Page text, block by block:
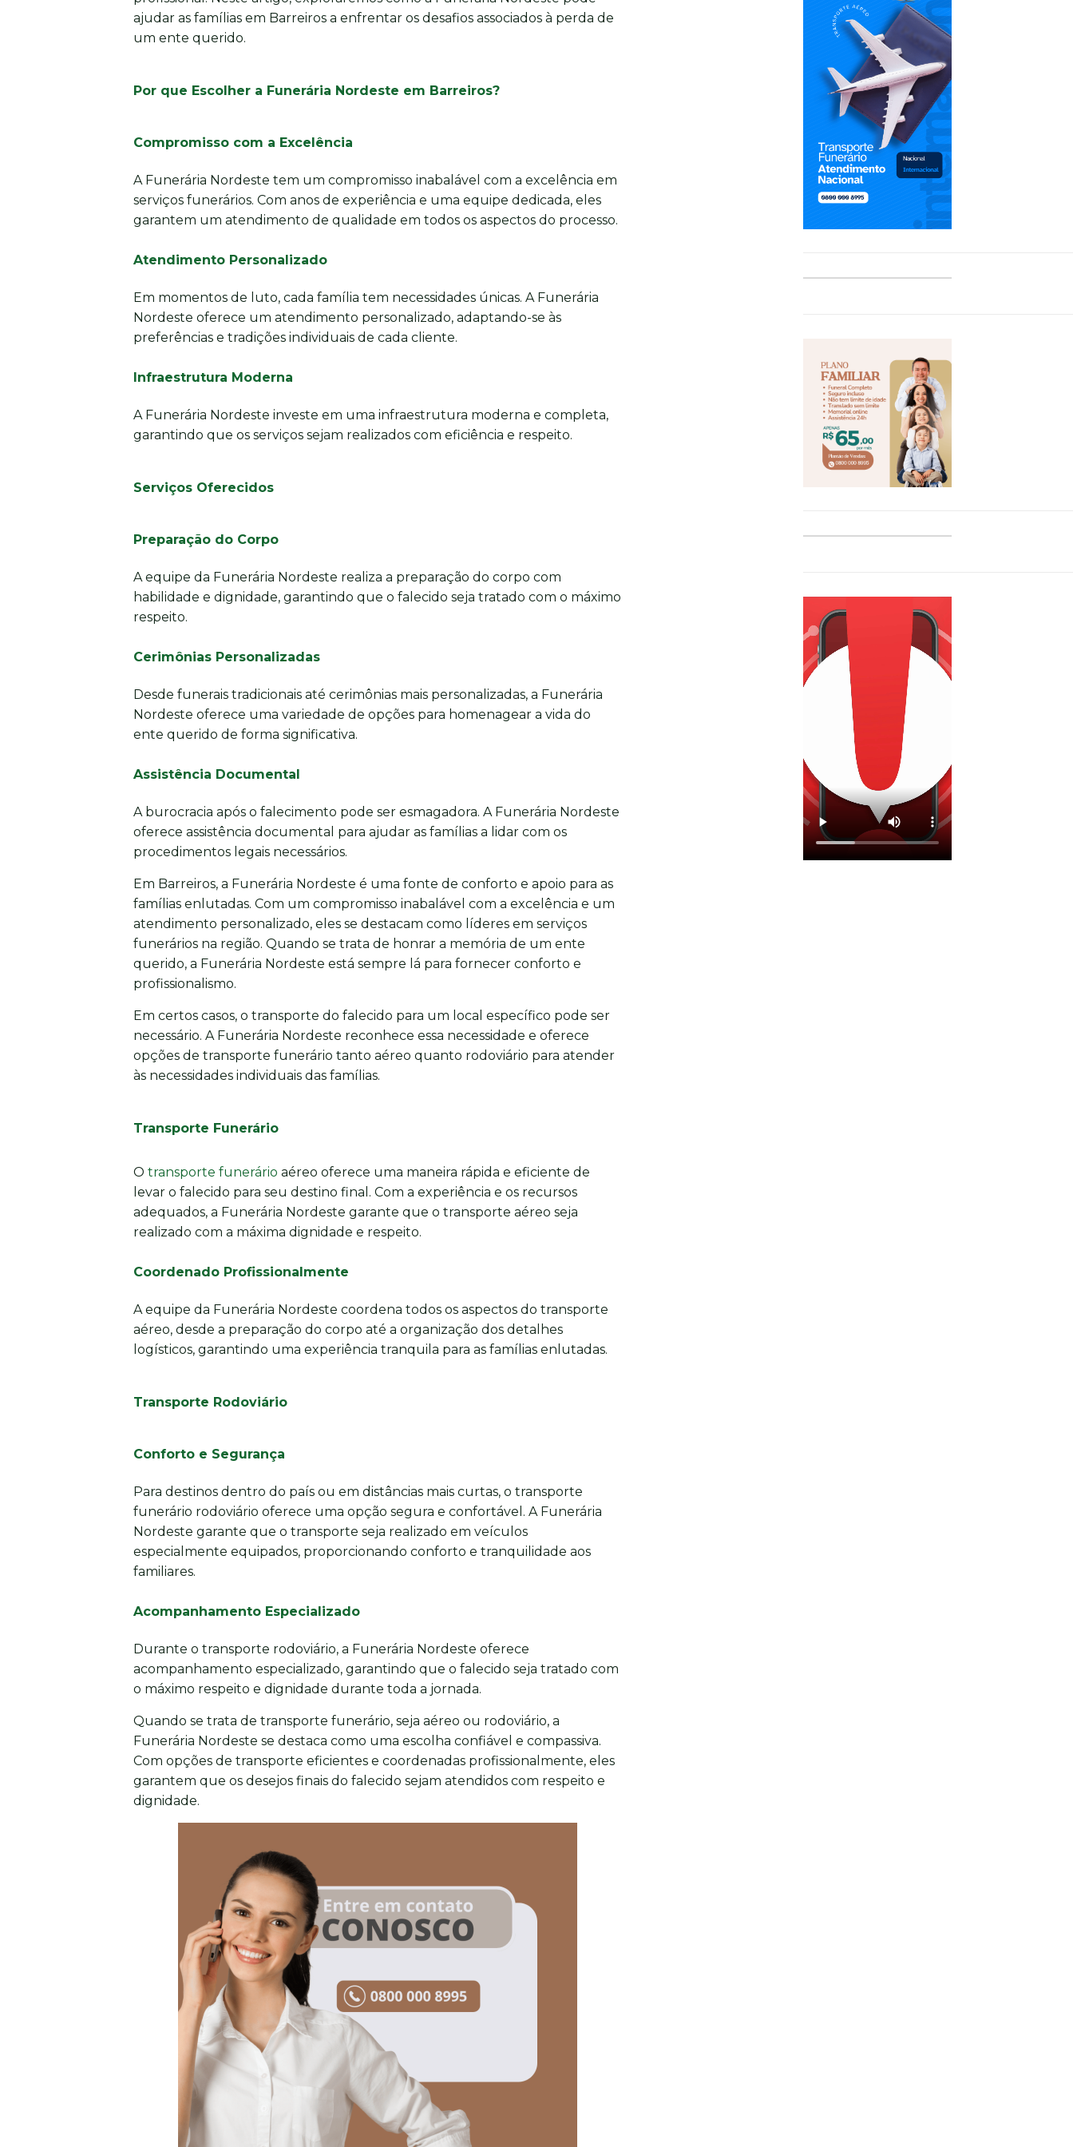
ajudar as famílias em Barreiros a enfrentar os desafios associados à perda de
um ente querido.
Por que Escolher a Funerária Nordeste em Barreiros?
Compromisso com a Excelência
A Funerária Nordeste tem um compromisso inabalável com a excelência em
serviços funerários. Com anos de experiência e uma equipe dedicada, eles
garantem um atendimento de qualidade em todos os aspectos do processo.
Atendimento Personalizado
Em momentos de luto, cada família tem necessidades únicas. A Funerária
Nordeste oferece um atendimento personalizado, adaptando-se às
preferências e tradições individuais de cada cliente.
Infraestrutura Moderna
A Funerária Nordeste investe em uma infraestrutura moderna e completa,
garantindo que os serviços sejam realizados com eficiência e respeito.
Serviços Oferecidos
Preparação do Corpo
A equipe da Funerária Nordeste realiza a preparação do corpo com
habilidade e dignidade, garantindo que o falecido seja tratado com o máximo
respeito.
Cerimônias Personalizadas
Desde funerais tradicionais até cerimônias mais personalizadas, a Funerária
Nordeste oferece uma variedade de opções para homenagear a vida do
ente querido de forma significativa.
Assistência Documental
A burocracia após o falecimento pode ser esmagadora. A Funerária Nordeste
oferece assistência documental para ajudar as famílias a lidar com os
procedimentos legais necessários.
Em Barreiros, a Funerária Nordeste é uma fonte de conforto e apoio para as
famílias enlutadas. Com um compromisso inabalável com a excelência e um
atendimento personalizado, eles se destacam como líderes em serviços
funerários na região. Quando se trata de honrar a memória de um ente
querido, a Funerária Nordeste está sempre lá para fornecer conforto e
profissionalismo.
Em certos casos, o transporte do falecido para um local específico pode ser
necessário. A Funerária Nordeste reconhece essa necessidade e oferece
opções de transporte funerário tanto aéreo quanto rodoviário para atender
às necessidades individuais das famílias.
Transporte Funerário
O transporte funerário aéreo oferece uma maneira rápida e eficiente de
levar o falecido para seu destino final. Com a experiência e os recursos
adequados, a Funerária Nordeste garante que o transporte aéreo seja
realizado com a máxima dignidade e respeito.
Coordenado Profissionalmente
A equipe da Funerária Nordeste coordena todos os aspectos do transporte
aéreo, desde a preparação do corpo até a organização dos detalhes
logísticos, garantindo uma experiência tranquila para as famílias enlutadas.
Transporte Rodoviário
Conforto e Segurança
Para destinos dentro do país ou em distâncias mais curtas, o transporte
funerário rodoviário oferece uma opção segura e confortável. A Funerária
Nordeste garante que o transporte seja realizado em veículos
especialmente equipados, proporcionando conforto e tranquilidade aos
familiares.
Acompanhamento Especializado
Durante o transporte rodoviário, a Funerária Nordeste oferece
acompanhamento especializado, garantindo que o falecido seja tratado com
o máximo respeito e dignidade durante toda a jornada.
Quando se trata de transporte funerário, seja aéreo ou rodoviário, a
Funerária Nordeste se destaca como uma escolha confiável e compassiva.
Com opções de transporte eficientes e coordenadas profissionalmente, eles
garantem que os desejos finais do falecido sejam atendidos com respeito e
dignidade.